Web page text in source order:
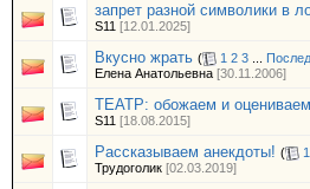
запрет разной символики в
S11 [12.01.2025]
Вкусно жрать ( 1 2 3
Елена Анатольевна [30.11.2006]
ТЕАТР: обожаем и оцениваем
S11 [18.08.2015]
Рассказываем анекдоты! ( 1
Трудоголик [02.03.2019]